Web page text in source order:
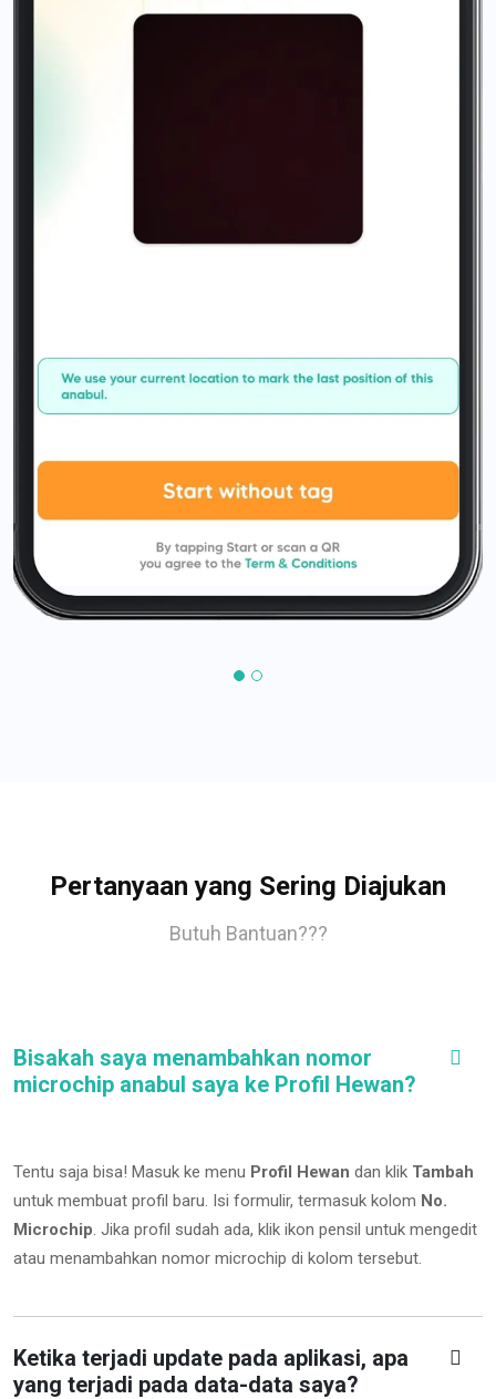
Pertanyaan yang Sering Diajukan
Butuh Bantuan???
Bisakah saya menambahkan nomor
microchip anabul saya ke Profil Hewan?
Tentu saja bisa! Masuk ke menu Profil Hewan dan klik Tambah
untuk membuat profil baru. Isi formulir, termasuk kolom No.
Microchip. Jika profil sudah ada, klik ikon pensil untuk mengedit
atau menambahkan nomor microchip di kolom tersebut.
Ketika terjadi update pada aplikasi, apa
yang terjadi pada data-data saya?